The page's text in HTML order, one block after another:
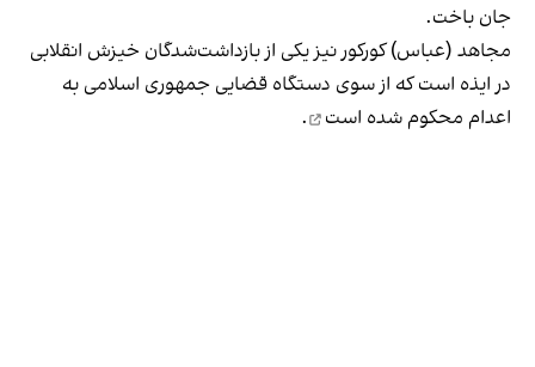
جان باخت.
مجاهد (عباس) کورکور نیز یکی از بازداشت‌شدگان خیزش انقلابی
در ایذه است که از سوی دستگاه قضایی جمهوری اسلامی به
اعدام محکوم شده است
.